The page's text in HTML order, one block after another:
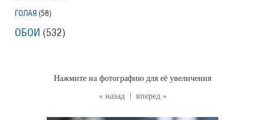
« назад вперед »
Нажмите на фотографию для её увеличения
ГОЛАЯ (58)
ОБОИ (532)